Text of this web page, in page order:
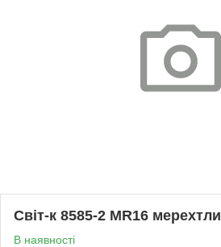
Світ-к 8585-2 MR16
В наявності